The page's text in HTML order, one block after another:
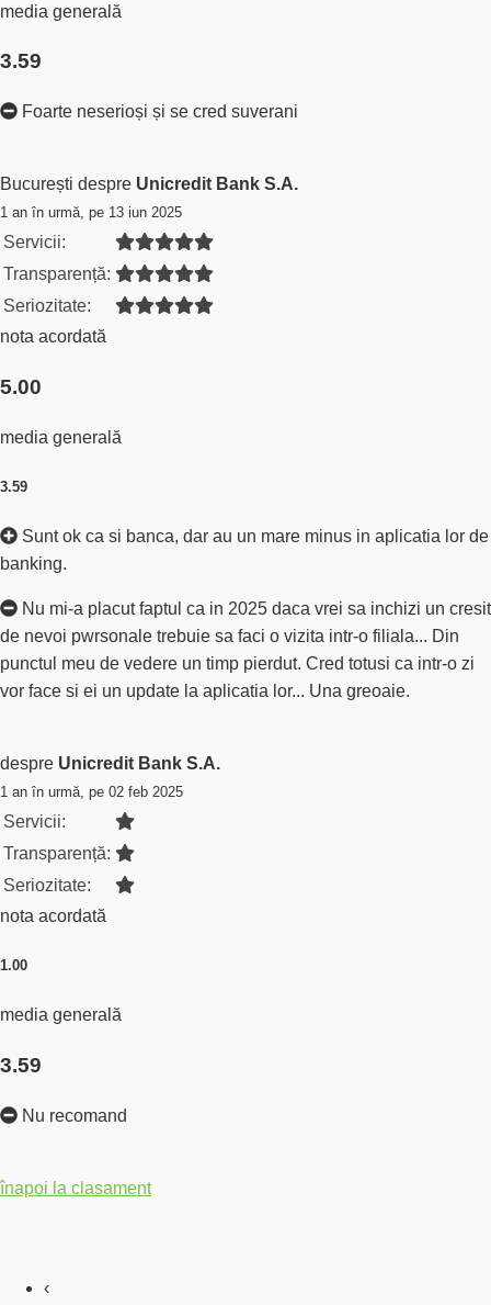
media generală
3.59
Foarte neserioși și se cred suverani
București despre Unicredit Bank S.A.
1 an în urmă, pe 13 iun 2025
Servicii:
Transparență:
Seriozitate:
nota acordată
5.00
media generală
3.59
Sunt ok ca si banca, dar au un mare minus in aplicatia lor de
banking.
Nu mi-a placut faptul ca in 2025 daca vrei sa inchizi un cresit
de nevoi pwrsonale trebuie sa faci o vizita intr-o filiala... Din
punctul meu de vedere un timp pierdut. Cred totusi ca intr-o zi
vor face si ei un update la aplicatia lor... Una greoaie.
despre Unicredit Bank S.A.
1 an în urmă, pe 02 feb 2025
Servicii:
Transparență:
Seriozitate:
nota acordată
1.00
media generală
3.59
Nu recomand
înapoi la clasament
‹